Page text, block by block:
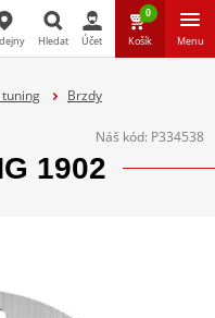
Hledat Účet
0
Košík Menu
Brzdy
Náš kód: P334538
1902